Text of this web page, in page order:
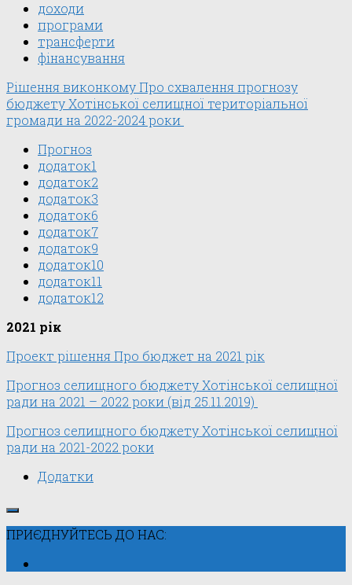
доходи
програми
трансферти
фінансування
Рішення виконкому Про схвалення прогнозу
бюджету Хотінської селищної територіальної
громади на 2022-2024 роки
Прогноз
додаток1
додаток2
додаток3
додаток6
додаток7
додаток9
додаток10
додаток11
додаток12
2021 рік
Проект рішення Про бюджет на 2021 рік
Прогноз селищного бюджету Хотінської селищної
ради на 2021 – 2022 роки (від 25.11.2019)
Прогноз селищного бюджету Хотінської селищної
ради на 2021-2022 роки
Додатки
ПРИЄДНУЙТЕСЬ ДО НАС: